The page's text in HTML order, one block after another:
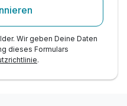
Wir geben Deine Daten
dieses Formulars
.